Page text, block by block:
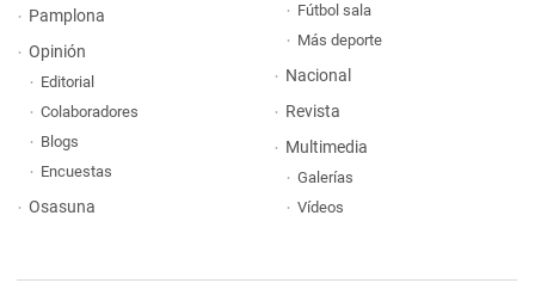
Pamplona
Opinión
Editorial
Colaboradores
Blogs
Encuestas
Osasuna
Fútbol sala
Más deporte
Nacional
Revista
Multimedia
Galerías
Vídeos